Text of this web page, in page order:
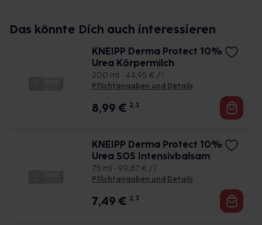
Das könnte Dich auch interessieren
KNEIPP Derma Protect 10%
Urea Körpermilch
200 ml • 44,95 € / l
Pflichtangaben und Details
8,99 € 2, 3
KNEIPP Derma Protect 10%
Urea SOS Intensivbalsam
75 ml • 99,87 € / l
Pflichtangaben und Details
7,49 € 2, 3